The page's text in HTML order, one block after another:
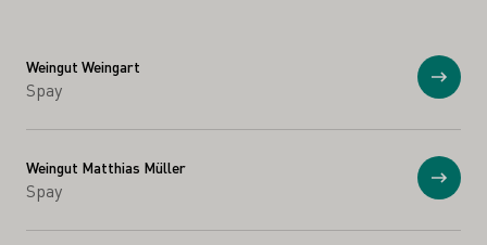
Weingut Weingart
Spay
Weingut Matthias Müller
Spay